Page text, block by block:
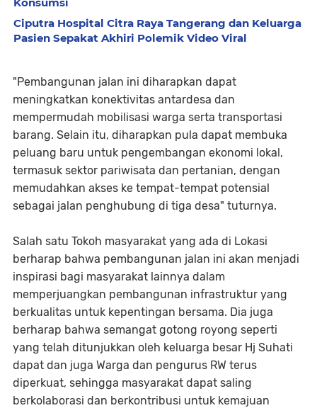
Ciputra Hospital Citra Raya Tangerang dan Keluarga
Pasien Sepakat Akhiri Polemik Video Viral
"Pembangunan jalan ini diharapkan dapat
meningkatkan konektivitas antardesa dan
mempermudah mobilisasi warga serta transportasi
barang. Selain itu, diharapkan pula dapat membuka
peluang baru untuk pengembangan ekonomi lokal,
termasuk sektor pariwisata dan pertanian, dengan
memudahkan akses ke tempat-tempat potensial
sebagai jalan penghubung di tiga desa" tuturnya.
Salah satu Tokoh masyarakat yang ada di Lokasi
berharap bahwa pembangunan jalan ini akan menjadi
inspirasi bagi masyarakat lainnya dalam
memperjuangkan pembangunan infrastruktur yang
berkualitas untuk kepentingan bersama. Dia juga
berharap bahwa semangat gotong royong seperti
yang telah ditunjukkan oleh keluarga besar Hj Suhati
dapat dan juga Warga dan pengurus RW terus
diperkuat, sehingga masyarakat dapat saling
berkolaborasi dan berkontribusi untuk kemajuan